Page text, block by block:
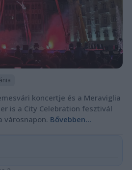
koncertje és a Meraviglia
is a City Celebration fesztivál
városnapon. Bővebben...